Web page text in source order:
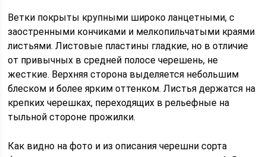
Ветки покрыты крупными широко ланцетными, с
заостренными кончиками и мелкопильчатыми краями
листьями. Листовые пластины гладкие, но в отличие
от привычных в средней полосе черешень, не
жесткие. Верхняя сторона выделяется небольшим
блеском и более ярким оттенком. Листья держатся на
крепких черешках, переходящих в рельефные на
тыльной стороне прожилки.
Как видно на фото и из описания черешни сорта